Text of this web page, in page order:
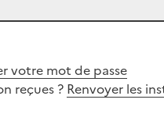
votre mot de passe
reçues ? Renvoyer les